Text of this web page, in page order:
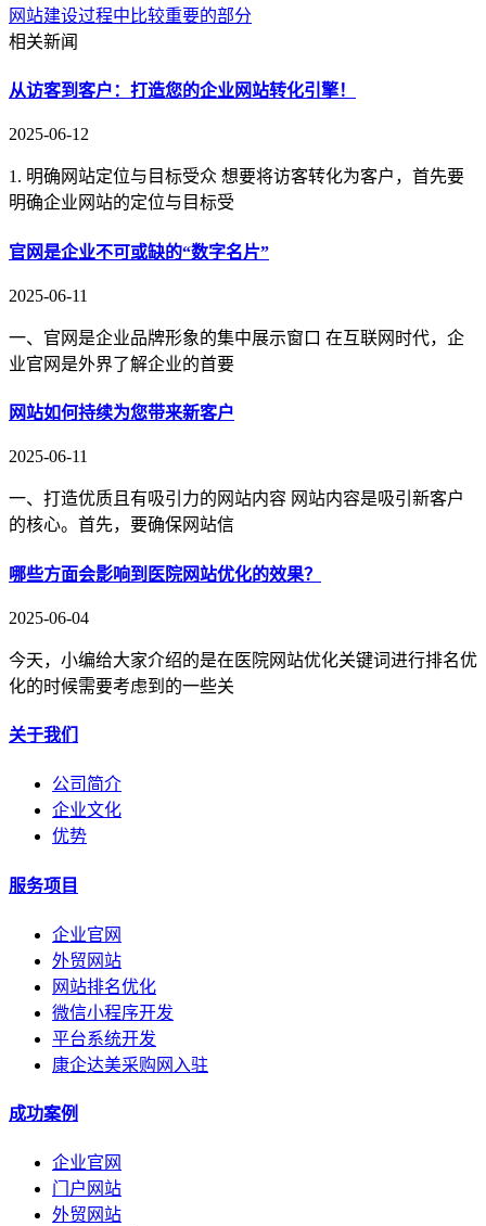
网站建设过程中比较重要的部分
相关新闻
从访客到客户：打造您的企业网站转化引擎！
2025-06-12
1. 明确网站定位与目标受众 想要将访客转化为客户，首先要
明确企业网站的定位与目标受
官网是企业不可或缺的“数字名片”
2025-06-11
一、官网是企业品牌形象的集中展示窗口 在互联网时代，企
业官网是外界了解企业的首要
网站如何持续为您带来新客户
2025-06-11
一、打造优质且有吸引力的网站内容 网站内容是吸引新客户
的核心。首先，要确保网站信
哪些方面会影响到医院网站优化的效果？
2025-06-04
今天，小编给大家介绍的是在医院网站优化关键词进行排名优
化的时候需要考虑到的一些关
关于我们
公司简介
企业文化
优势
服务项目
企业官网
外贸网站
网站排名优化
微信小程序开发
平台系统开发
康企达美采购网入驻
成功案例
企业官网
门户网站
外贸网站